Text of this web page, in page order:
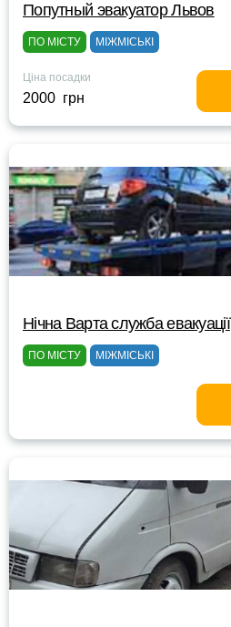
Попутный эвакуатор Львов
ПО МІСТУ МІЖМІСЬКІ
Ціна посадки
2000 грн
Нічна Варта служба евакуації
ПО МІСТУ МІЖМІСЬКІ